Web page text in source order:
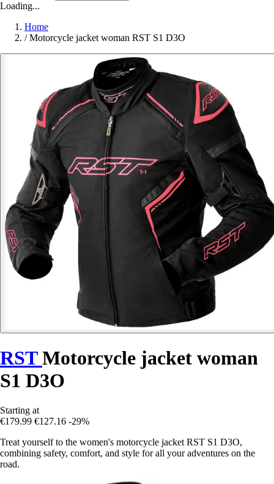
Loading...
Home
/ Motorcycle jacket woman RST S1 D3O
RSTMotorcycle jacket woman
S1 D3O
Starting at
€179.99 €127.16 -29%
Treat yourself to the women's motorcycle jacket RST S1 D3O,
combining safety, comfort, and style for all your adventures on the
road.